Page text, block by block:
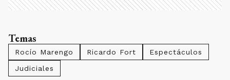
Temas
Rocío Marengo Ricardo Fort
Espectáculos
Judiciales